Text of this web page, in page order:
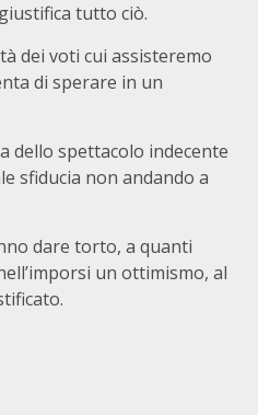
tutto ciò.
dei voti cui assisteremo
di sperare in un
dello spettacolo indecente
sfiducia non andando a
dare torto, a quanti
un ottimismo, al